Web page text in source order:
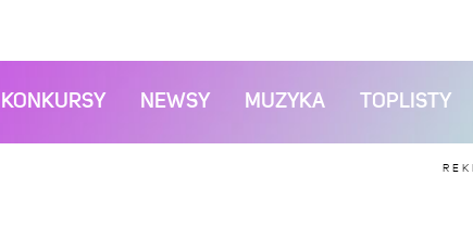
KONKURSY NEWSY MUZYKA TOPLISTY